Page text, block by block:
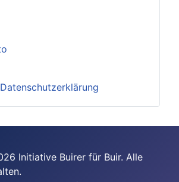
Initiative Buirer für Buir. Alle